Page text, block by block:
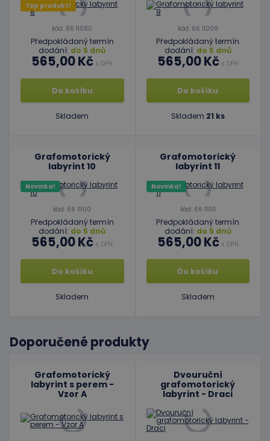
Top produkt!
kód: 66 11080
Předpokládaný termín
dodání: do 5 dnů
565,00 Kč s DPH
Do košíku
Skladem
kód: 66 11009
Předpokládaný termín
dodání: do 5 dnů
565,00 Kčs DPH
Do košíku
Skladem 21 ks
Grafomotorický
labyrint 10
Novinka!
kód: 66 11100
Předpokládaný termín
dodání: do 5 dnů
565,00 Kč s DPH
Do košíku
Skladem
Grafomotorický
labyrint 11
Novinka!
kód: 66 11011
Předpokládaný termín
dodání: do 5 dnů
565,00 Kčs DPH
Do košíku
Skladem
Doporučené produkty
Grafomotorický
labyrint s perem -
Vzor A
Dvouruční
grafomotorický
labyrint - Draci